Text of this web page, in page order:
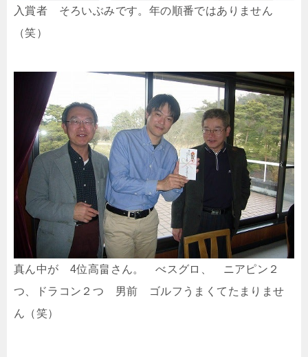
入賞者 そろいぶみです。年の順番ではありません
（笑）
真ん中が 4位高畠さん。 べスグロ、 ニアピン２
つ、ドラコン２つ 男前 ゴルフうまくてたまりませ
ん（笑）